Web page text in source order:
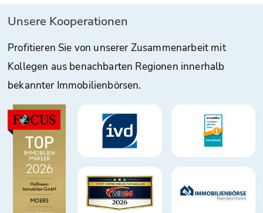
Unsere Kooperationen
Profitieren Sie von unserer Zusammenarbeit mit
Kollegen aus benachbarten Regionen innerhalb
bekannter Immobilienbörsen.